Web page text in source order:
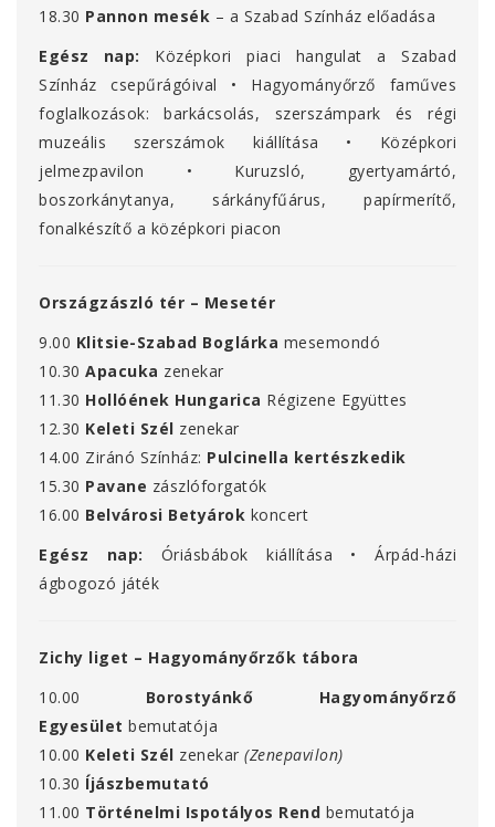
18.30 Pannon mesék – a Szabad Színház előadása
Egész nap:
Középkori piaci hangulat a Szabad
Színház csepűrágóival • Hagyományőrző faműves
foglalkozások: barkácsolás, szerszámpark és régi
muzeális szerszámok kiállítása • Középkori
jelmezpavilon • Kuruzsló, gyertyamártó,
boszorkánytanya, sárkányfűárus, papírmerítő,
fonalkészítő a középkori piacon
Országzászló tér – Mesetér
9.00 Klitsie-Szabad Boglárka mesemondó
10.30 Apacuka zenekar
11.30 Hollóének Hungarica Régizene Együttes
12.30 Keleti Szél zenekar
14.00 Ziránó Színház: Pulcinella kertészkedik
15.30 Pavane zászlóforgatók
16.00 Belvárosi Betyárok koncert
Egész nap:
Óriásbábok kiállítása • Árpád-házi
ágbogozó játék
Zichy liget – Hagyományőrzők tábora
10.00
Borostyánkő Hagyományőrző
Egyesület bemutatója
10.00 Keleti Szél zenekar (Zenepavilon)
10.30 Íjászbemutató
11.00 Történelmi Ispotályos Rend bemutatója